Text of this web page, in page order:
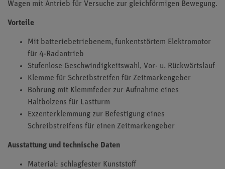
Wagen mit Antrieb für Versuche zur gleichförmigen Bewegung.
Vorteile
Mit batteriebetriebenem, funkentstörtem Elektromotor
für 4-Radantrieb
Stufenlose Geschwindigkeitswahl, Vor- u. Rückwärtslauf
Klemme für Schreibstreifen für Zeitmarkengeber
Bohrung mit Klemmfeder zur Aufnahme eines
Haltbolzens für Lastturm
Exzenterklemmung zur Befestigung eines
Schreibstreifens für einen Zeitmarkengeber
Ausstattung und technische Daten
Material: schlagfester Kunststoff